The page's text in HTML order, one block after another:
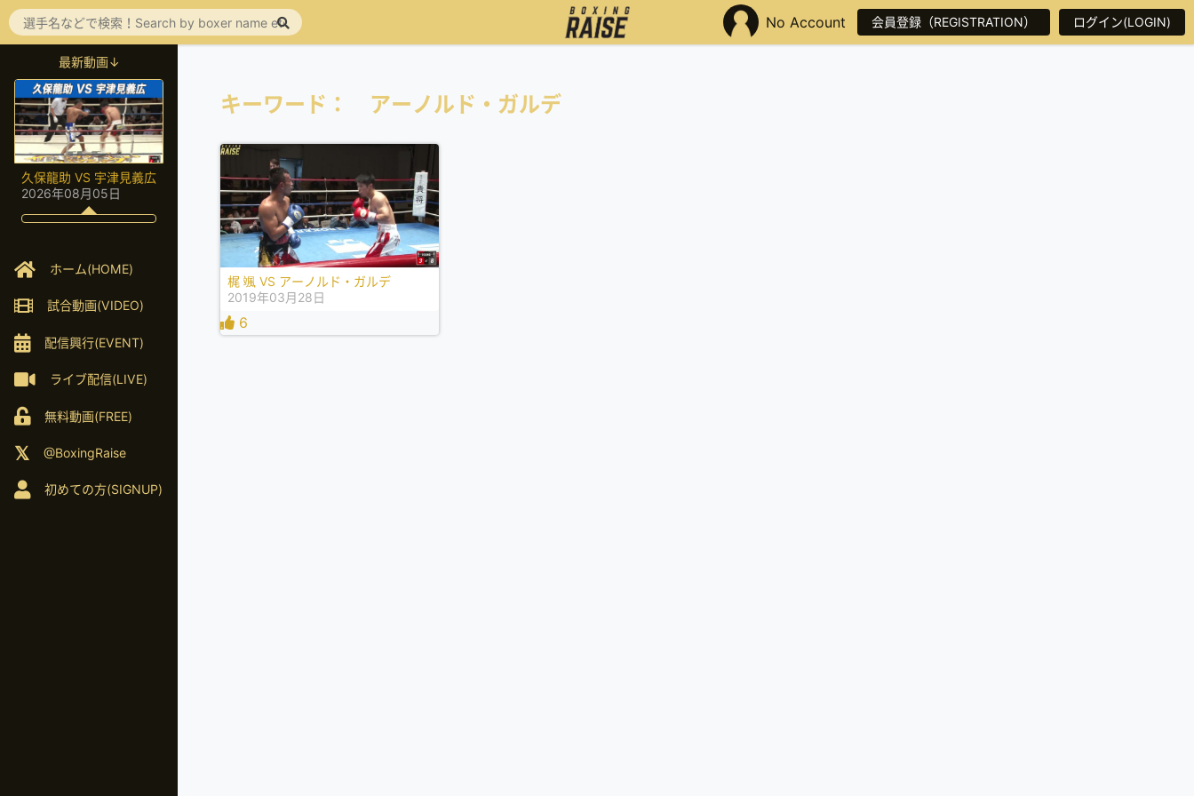
No Account 会員登録（REGISTRATION） ログイン(LOGIN)
最新動画↓
久保龍助 VS 宇津見義広
2026年08月05日
ホーム(HOME)
試合動画(VIDEO)
配信興行(EVENT)
ライブ配信(LIVE)
無料動画(FREE)
@BoxingRaise
初めての方(SIGNUP)
キーワード： アーノルド・ガルデ
梶 颯 VS アーノルド・ガルデ
2019年03月28日
6